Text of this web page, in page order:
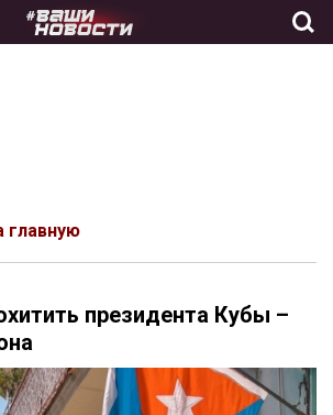
главную
президента Кубы –